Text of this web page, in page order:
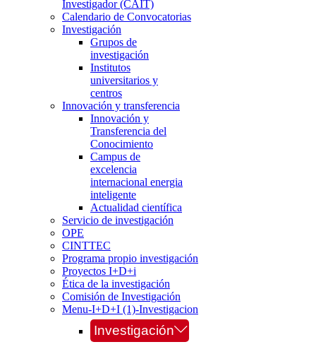
Investigador (CAIT)
Calendario de Convocatorias
Investigación
Grupos de
investigación
Institutos
universitarios y
centros
Innovación y transferencia
Innovación y
Transferencia del
Conocimiento
Campus de
excelencia
internacional energia
inteligente
Actualidad científica
Servicio de investigación
OPE
CINTTEC
Programa propio investigación
Proyectos I+D+i
Ética de la investigación
Comisión de Investigación
Menu-I+D+I (1)-Investigacion
Investigación